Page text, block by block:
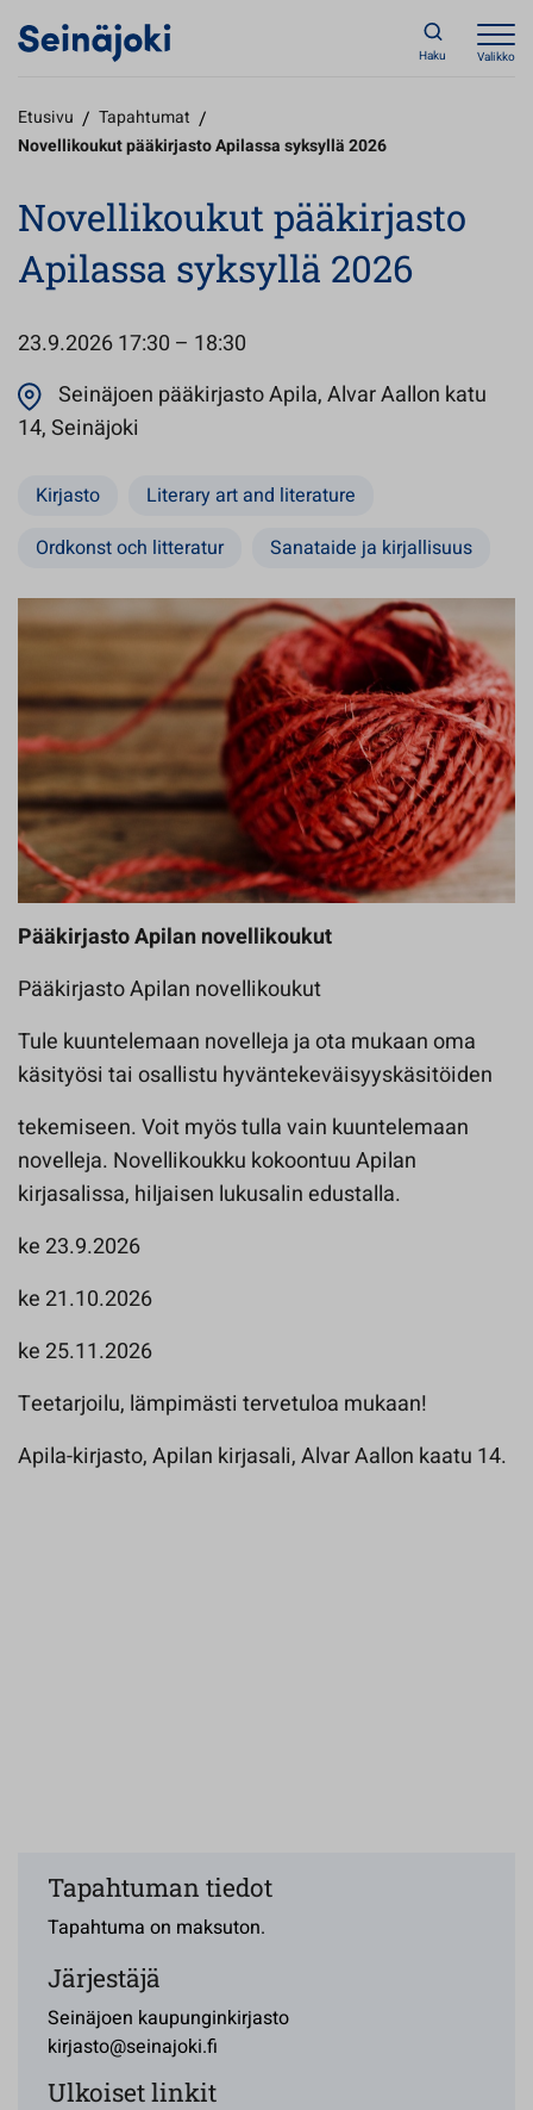
Haku Valikko
Etusivu / Tapahtumat /
Novellikoukut pääkirjasto Apilassa syksyllä 2026
Novellikoukut pääkirjasto
Apilassa syksyllä 2026
23.9.202617:30 – 18:30
Seinäjoen pääkirjasto Apila, Alvar Aallon katu
14, Seinäjoki
Kirjasto
Literary art and literature
Ordkonst och litteratur
Sanataide ja kirjallisuus
Pääkirjasto Apilan novellikoukut
Pääkirjasto Apilan novellikoukut
Tule kuuntelemaan novelleja ja ota mukaan oma
käsityösi tai osallistu hyväntekeväisyyskäsitöiden
tekemiseen. Voit myös tulla vain kuuntelemaan
novelleja. Novellikoukku kokoontuu Apilan
kirjasalissa, hiljaisen lukusalin edustalla.
ke 23.9.2026
ke 21.10.2026
ke 25.11.2026
Teetarjoilu, lämpimästi tervetuloa mukaan!
Apila-kirjasto, Apilan kirjasali, Alvar Aallon kaatu 14.
Tapahtuman tiedot
Tapahtuma on maksuton.
Järjestäjä
Seinäjoen kaupunginkirjasto
kirjasto@seinajoki.fi
Ulkoiset linkit